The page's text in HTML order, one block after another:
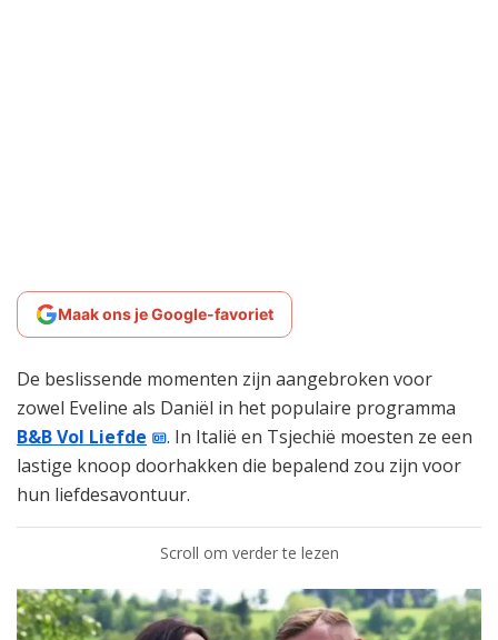
Maak ons je Google-favoriet
De beslissende momenten zijn aangebroken voor
zowel Eveline als Daniël in het populaire programma
B&B Vol Liefde
. In Italië en Tsjechië moesten ze een
lastige knoop doorhakken die bepalend zou zijn voor
hun liefdesavontuur.
Scroll om verder te lezen